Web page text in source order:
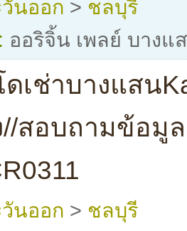
นออก > ชลบุรี
ออริจิ้น เพลย์ บางแ
เช่าบางแสน
สอบถามข้อมู
นออก > ชลบุรี